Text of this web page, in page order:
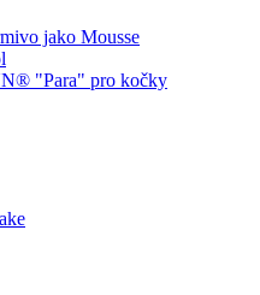
jako Mousse
"Para" pro kočky